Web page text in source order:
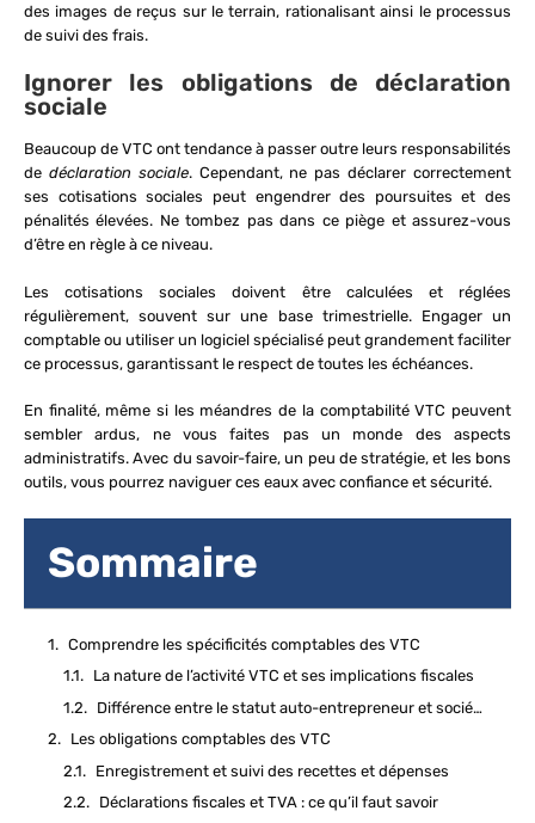
des images de reçus sur le terrain, rationalisant ainsi le processus
de suivi des frais.
Ignorer les obligations de déclaration
sociale
Beaucoup de VTC ont tendance à passer outre leurs responsabilités
de déclaration sociale. Cependant, ne pas déclarer correctement
ses cotisations sociales peut engendrer des poursuites et des
pénalités élevées. Ne tombez pas dans ce piège et assurez-vous
d’être en règle à ce niveau.
Les cotisations sociales doivent être calculées et réglées
régulièrement, souvent sur une base trimestrielle. Engager un
comptable ou utiliser un logiciel spécialisé peut grandement faciliter
ce processus, garantissant le respect de toutes les échéances.
En finalité, même si les méandres de la comptabilité VTC peuvent
sembler ardus, ne vous faites pas un monde des aspects
administratifs. Avec du savoir-faire, un peu de stratégie, et les bons
outils, vous pourrez naviguer ces eaux avec confiance et sécurité.
Sommaire
Comprendre les spécificités comptables des VTC
La nature de l’activité VTC et ses implications fiscales
Différence entre le statut auto-entrepreneur et société pour les VTC
Les obligations comptables des VTC
Enregistrement et suivi des recettes et dépenses
Déclarations fiscales et TVA : ce qu’il faut savoir